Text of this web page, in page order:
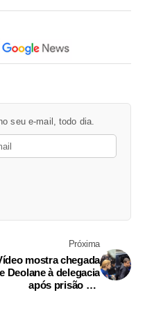
seu e-mail, todo dia.
Próxima
mostra chegada
Deolane à delegacia
após prisão em